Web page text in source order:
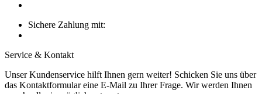
Sichere Zahlung mit:
Service & Kontakt
Unser Kundenservice hilft Ihnen gern weiter! Schicken Sie uns über
das Kontaktformular eine E-Mail zu Ihrer Frage. Wir werden Ihnen